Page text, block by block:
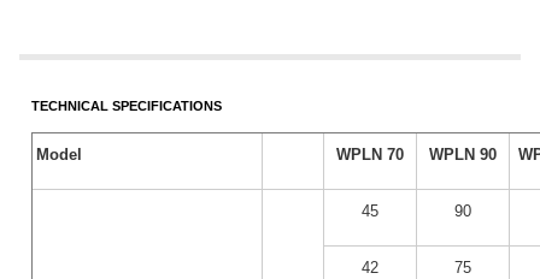
TECHNICAL SPECIFICATIONS
Model WPLN 70 WPLN 90
45 90
42 75